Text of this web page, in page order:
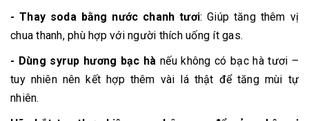
- Thay soda bằng nước chanh tươi: Giúp tăng thêm vị
chua thanh, phù hợp với người thích uống ít gas.
- Dùng syrup hương bạc hà nếu không có bạc hà tươi –
tuy nhiên nên kết hợp thêm vài lá thật để tăng mùi tự
nhiên.